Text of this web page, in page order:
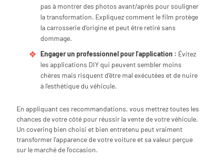
pas à montrer des photos avant/après pour souligner
la transformation. Expliquez comment le film protège
la carrosserie d’origine et peut être retiré sans
dommage.
Engager un professionnel pour l’application : Évitez
les applications DIY qui peuvent sembler moins
chères mais risquent d’être mal exécutées et de nuire
à l’esthétique du véhicule.
En appliquant ces recommandations, vous mettrez toutes les
chances de votre côté pour réussir la vente de votre véhicule.
Un covering bien choisi et bien entretenu peut vraiment
transformer l’apparence de votre voiture et sa valeur perçue
sur le marché de l’occasion.